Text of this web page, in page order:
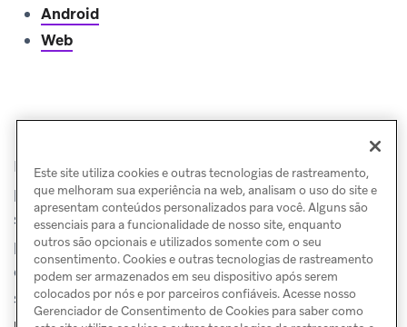
Android
Web
Preparação para push
Lembre-se de que os usuários precisam fazer opt-in
para push para receber suas mensagens, o que
significa que é uma boa ideia usar mensagens no app
para explicar aos seus clientes por que você deseja
enviar notificações por push e como ativar o push
será benéfico para eles. Esse processo é chamado de
Este site utiliza cookies e outras tecnologias de rastreamento,
que melhoram sua experiência na web, analisam o uso do site e
apresentam conteúdos personalizados para você. Alguns são
essenciais para a funcionalidade de nosso site, enquanto
outros são opcionais e utilizados somente com o seu
consentimento. Cookies e outras tecnologias de rastreamento
podem ser armazenados em seu dispositivo após serem
colocados por nós e por parceiros confiáveis. Acesse nosso
Gerenciador de Consentimento de Cookies para saber como